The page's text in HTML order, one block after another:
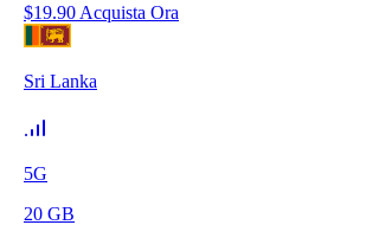
$19.90 Acquista Ora
Sri Lanka
5G
20 GB